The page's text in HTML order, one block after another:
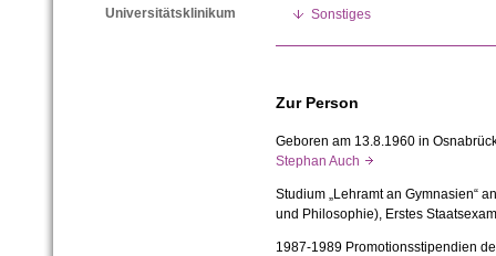
Universitätsklinikum
Sonstiges
Zur Person
Geboren am 13.8.1960 in
Stephan Auch
Studium „Lehramt an Gymnasien“
und Philosophie), Erstes
1987-1989 Promotionsstipendien